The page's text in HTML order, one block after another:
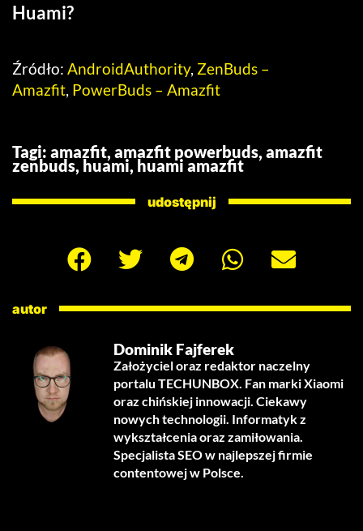
Huami?
Źródło: AndroidAuthority, ZenBuds –
Amazfit, PowerBuds – Amazfit
Tagi: amazfit, amazfit powerbuds, amazfit
zenbuds, huami, huami amazfit
udostępnij
autor
Dominik Fajferek
Założyciel oraz redaktor naczelny
portalu TECHUNBOX. Fan marki Xiaomi
oraz chińskiej innowacji. Ciekawy
nowych technologii. Informatyk z
wykształcenia oraz zamiłowania.
Specjalista SEO w najlepszej firmie
contentowej w Polsce.